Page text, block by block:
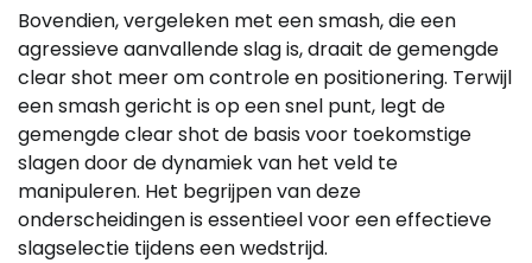
Bovendien, vergeleken met een smash, die een
agressieve aanvallende slag is, draait de gemengde
clear shot meer om controle en positionering. Terwijl
een smash gericht is op een snel punt, legt de
gemengde clear shot de basis voor toekomstige
slagen door de dynamiek van het veld te
manipuleren. Het begrijpen van deze
onderscheidingen is essentieel voor een effectieve
slagselectie tijdens een wedstrijd.